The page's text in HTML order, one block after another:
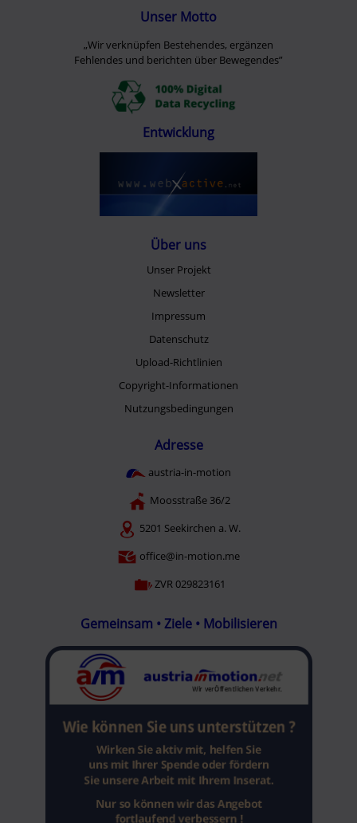
Unser Motto
„Wir verknüpfen Bestehendes, ergänzen
Fehlendes und berichten über Bewegendes”
Entwicklung
Über uns
Unser Projekt
Newsletter
Impressum
Datenschutz
Upload-Richtlinien
Copyright-Informationen
Nutzungsbedingungen
Adresse
austria-in-motion
Moosstraße 36/2
5201 Seekirchen a. W.
office@in-motion.me
ZVR 029823161
Gemeinsam • Ziele • Mobilisieren